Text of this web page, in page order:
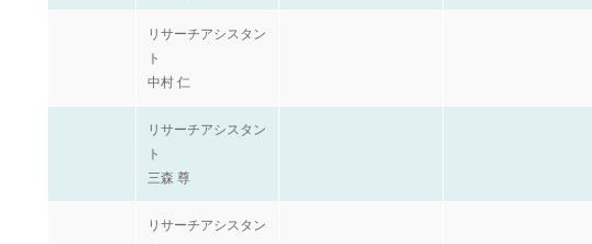
リサーチアシスタン
ト
中村 仁
リサーチアシスタン
ト
三森 尊
リサーチアシスタン